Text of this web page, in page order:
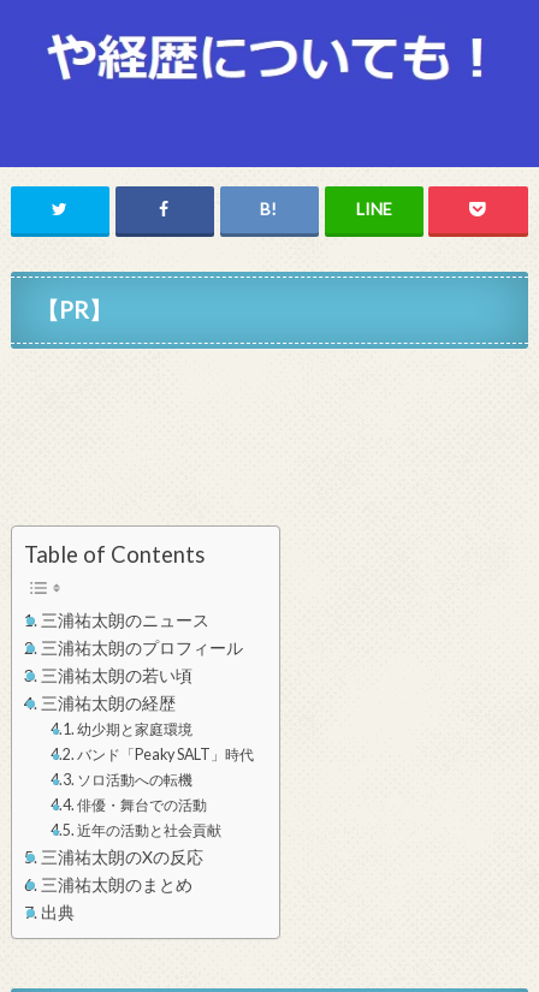
【PR】
Table of Contents
三浦祐太朗のニュース
三浦祐太朗のプロフィール
三浦祐太朗の若い頃
三浦祐太朗の経歴
幼少期と家庭環境
バンド「Peaky SALT」時代
ソロ活動への転機
俳優・舞台での活動
近年の活動と社会貢献
三浦祐太朗のXの反応
三浦祐太朗のまとめ
出典